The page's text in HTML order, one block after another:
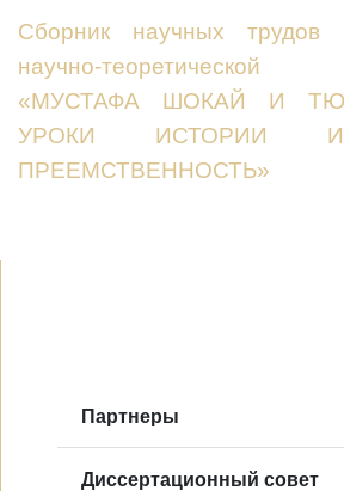
Сборник научных трудов
научно-теоретической
«МУСТАФА ШОКАЙ И
УРОКИ ИСТОРИИ
ПРЕЕМСТВЕННОСТЬ»
Партнеры
Диссертационный совет